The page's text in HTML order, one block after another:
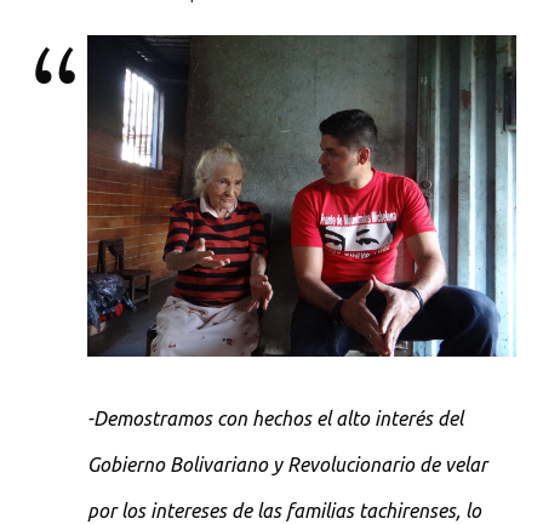
-Demostramos con hechos el alto interés del
Gobierno Bolivariano y Revolucionario de velar
por los intereses de las familias tachirenses, lo